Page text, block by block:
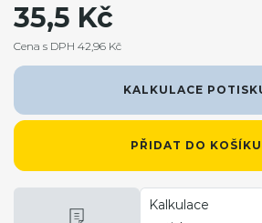
KALKULACE
PŘIDAT DO KOŠÍKU
35,5 Kč
Cena s DPH 42,96 Kč
Kalkulace